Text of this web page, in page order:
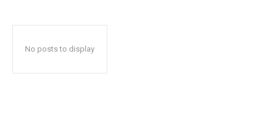
No posts to display